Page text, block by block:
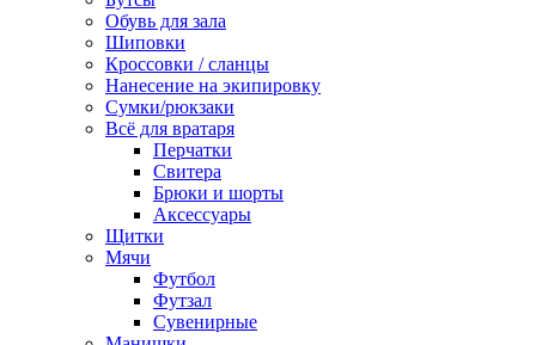
Обувь для зала
Шиповки
Кроссовки / сланцы
Нанесение на экипировку
Сумки/рюкзаки
Всё для вратаря
Перчатки
Cвитера
Брюки и шорты
Аксессуары
Щитки
Мячи
Футбол
Футзал
Сувенирные